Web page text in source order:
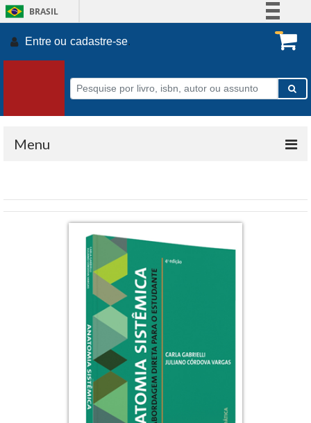
BRASIL
Participe
Acesso à informação
Legislação
Entre ou cadastre-se.
Menu